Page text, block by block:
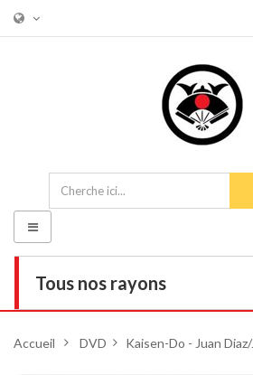
Tous nos rayons
Basculer
la
navigation
Accueil > DVD > Kaisen-Do - Juan